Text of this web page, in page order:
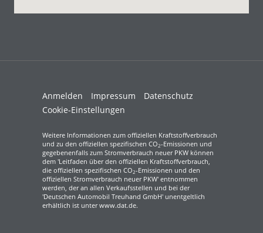
Anmelden Impressum
Datenschutz
Cookie-Einstellungen
Weitere Informationen zum offiziellen Kraftstoffverbrauch
und zu den offiziellen spezifischen CO2-Emissionen und
gegebenenfalls zum Stromverbrauch neuer PKW können
dem 'Leitfaden über den offiziellen Kraftstoffverbrauch,
die offiziellen spezifischen CO2-Emissionen und den
offiziellen Stromverbrauch neuer PKW' entnommen
werden, der an allen Verkaufsstellen und bei der
'Deutschen Automobil Treuhand GmbH' unentgeltlich
erhältlich ist unter www.dat.de.